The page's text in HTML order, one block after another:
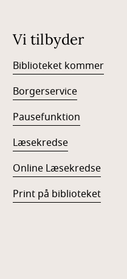
Vi tilbyder
Biblioteket kommer
Borgerservice
Pausefunktion
Læsekredse
Online Læsekredse
Print på biblioteket